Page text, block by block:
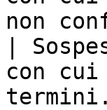
non
|
con